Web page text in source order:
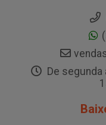
De